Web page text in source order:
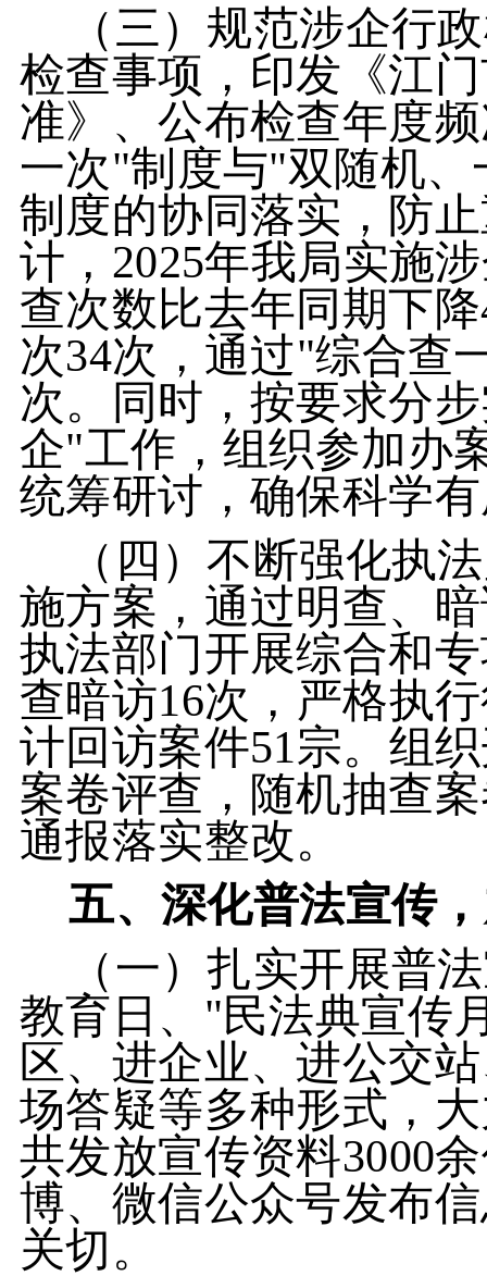
（三）规范涉企行
检查事项，印发《江
准》、公布检查年度
一次"制度与"双随机
制度的协同落实，防
计，2025年我局实施
查次数比去年同期下
次34次，通过"综合查
次。同时，按要求分
企"工作，组织参加办
统筹研讨，确保科学
（四）不断强化执
施方案，通过明查、
执法部门开展综合和
查暗访16次，严格执
计回访案件51宗。组
案卷评查，随机抽查
通报落实整改。
五、深化普法宣传
（一）扎实开展普
教育日、"民法典宣传
区、进企业、进公交
场答疑等多种形式，
共发放宣传资料3000
博、微信公众号发布
关切。